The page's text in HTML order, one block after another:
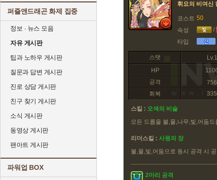
퍼즐앤드래곤 화제 집중
정보 · 뉴스 모음
자유 게시판
팁과 노하우 게시판
질문과 답변 게시판
진로 상담 게시판
친구 찾기 게시판
소식 게시판
동영상 게시판
팬아트 게시판
파워업 BOX
휘요의 비여신
코스트 50
속성
/
타입
스탯
Lv.1
HP
공격
756
회복
335
스킬 : 오색의 비술
모든 드롭을 불,물,나무,빛,어둠
리더스킬 : 사원의 장
불,물,빛,어둠으로 동시 공격 시
2마리 공격